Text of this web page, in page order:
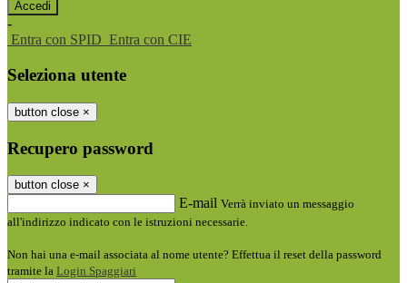
-
Entra con SPID Entra con CIE
Seleziona utente
button close ×
Recupero password
button close ×
E-mail Verrà inviato un messaggio
all'indirizzo indicato con le istruzioni necessarie.
Non hai una e-mail associata al nome utente? Effettua il reset della password
tramite la Login Spaggiari